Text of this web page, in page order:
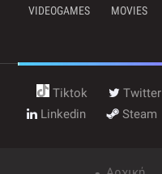
VIDEOGAMES MOVIES
Tiktok Twitter
Linkedin
Steam